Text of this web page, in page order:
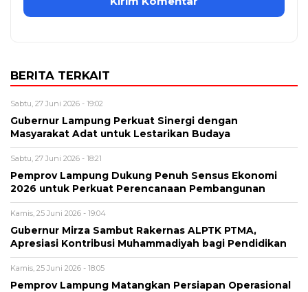
BERITA TERKAIT
Sabtu, 27 Juni 2026 - 19:02
Gubernur Lampung Perkuat Sinergi dengan
Masyarakat Adat untuk Lestarikan Budaya
Sabtu, 27 Juni 2026 - 18:21
Pemprov Lampung Dukung Penuh Sensus Ekonomi
2026 untuk Perkuat Perencanaan Pembangunan
Kamis, 25 Juni 2026 - 19:04
Gubernur Mirza Sambut Rakernas ALPTK PTMA,
Apresiasi Kontribusi Muhammadiyah bagi Pendidikan
Kamis, 25 Juni 2026 - 18:05
Pemprov Lampung Matangkan Persiapan Operasional